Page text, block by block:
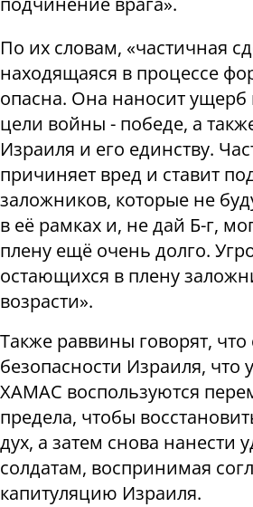
По их словам, «частичная
находящаяся в процессе
опасна. Она наносит ущерб
цели войны - победе, а
Израиля и его единству.
причиняет вред и ставит
заложников, которые не
в её рамках и, не дай Б-г,
плену ещё очень долго.
остающихся в плену
возрасти».
Также раввины говорят, что
безопасности Израиля, что
ХАМАС воспользуются
предела, чтобы
дух, а затем снова нанести
солдатам, воспринимая
капитуляцию Израиля.